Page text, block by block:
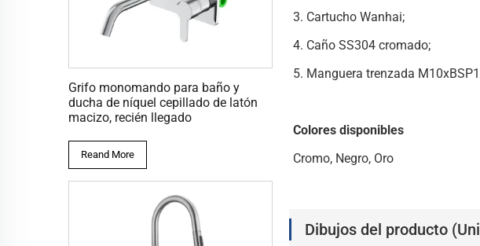
Grifo monomando para baño y
ducha de níquel cepillado de latón
macizo, recién llegado
Reand More
3. Cartucho Wanhai;
4. Caño SS304 cromado;
5. Manguera trenzada
Colores disponibles
Cromo, Negro, Oro
Dibujos del producto